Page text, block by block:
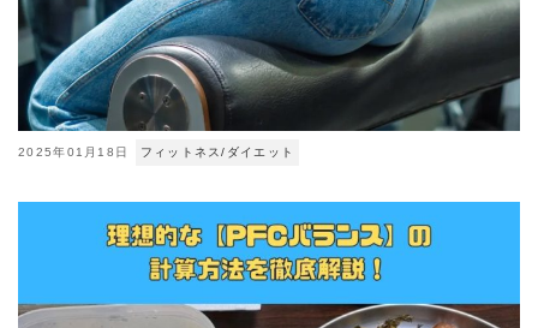
2025年01月18日 フィットネス/ダイエット